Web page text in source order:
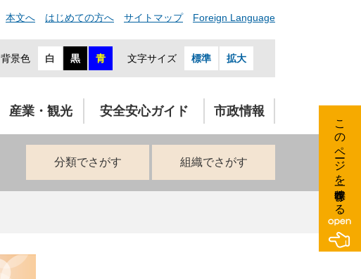
本文へ はじめての方へ サイトマップ Foreign Language
背景色 白 黒 青 文字サイズ 標準 拡大
産業・観光 安全安心ガイド 市政情報
分類でさがす 組織でさがす このページを一時保存する